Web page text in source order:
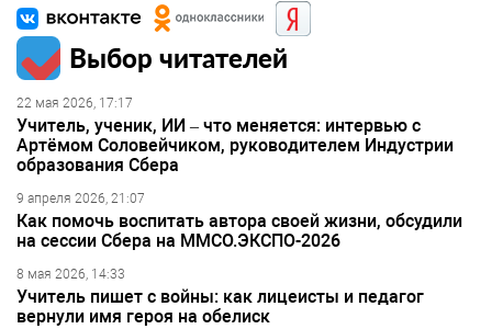
Выбор читателей
22 мая 2026, 17:17
Учитель, ученик, ИИ – что меняется: интервью с
Артёмом Соловейчиком, руководителем Индустрии
образования Сбера
9 апреля 2026, 21:07
Как помочь воспитать автора своей жизни, обсудили
на сессии Сбера на ММСО.ЭКСПО-2026
8 мая 2026, 14:33
Учитель пишет с войны: как лицеисты и педагог
вернули имя героя на обелиск